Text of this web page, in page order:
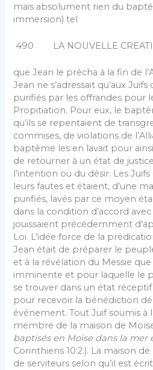
mais absolument rien du
immersion) tel
490 LA NOUVELLE
que Jean le prêcha à la fin de
Jean ne s’adressait qu’aux
purifiés par les offrandes pour
Pro­pitiation. Pour eux, le
qu’ils se repentaient de
commises, de violations de
baptême les en lavait pour
de retourner à un état de
l’intention ou du désir. Les
leurs fautes et étaient, d’une
purifiés, lavés par ce moyen
dans la condition d’accord
jouissaient précédemment
Loi. L’idée force de la
Jean était de préparer le
et à la révélation du Messie
imminente et pour laquelle le
se trouver dans un état
pour recevoir la béné­diction
événement. Tout Juif soumis à
membre de la maison de
baptisés en Moïse dans la mer
Corinthiens 10:2.). La maison
de serviteurs selon qu’il est